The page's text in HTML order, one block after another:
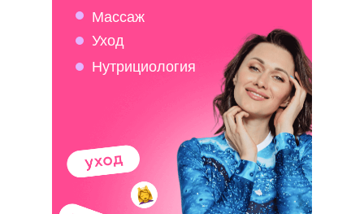
Массаж
Уход
Нутрициология